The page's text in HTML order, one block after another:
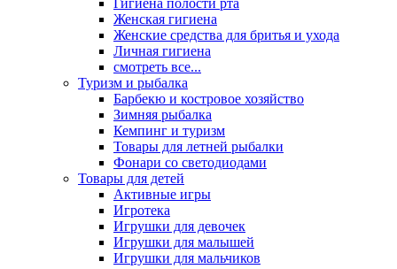
Гигиена полости рта
Женская гигиена
Женские средства для бритья и ухода
Личная гигиена
смотреть все...
Туризм и рыбалка
Барбекю и костровое хозяйство
Зимняя рыбалка
Кемпинг и туризм
Товары для летней рыбалки
Фонари со светодиодами
Товары для детей
Активные игры
Игротека
Игрушки для девочек
Игрушки для малышей
Игрушки для мальчиков